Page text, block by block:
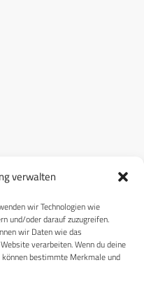
verwalten
wir Technologien wie
und/oder darauf zuzugreifen.
wir Daten wie das
verarbeiten. Wenn du deine
bestimmte Merkmale und